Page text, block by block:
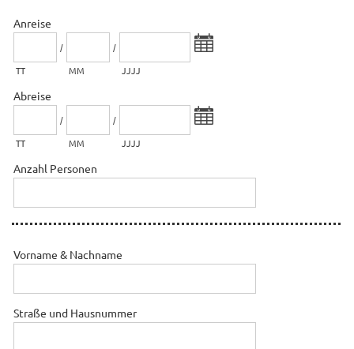
Anreise
/
TT
/
MM JJJJ
Abreise
/
TT
/
MM JJJJ
Anzahl Personen
Vorname & Nachname
Straße und Hausnummer